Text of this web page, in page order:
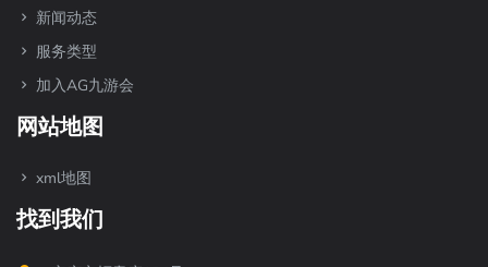
新闻动态
服务类型
加入AG九游会
网站地图
xml地图
找到我们